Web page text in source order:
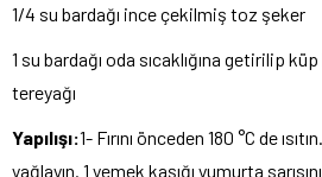
1/4 su bardağı ince çekilmiş toz şeker
1 su bardağı oda sıcaklığına getirilip
tereyağı
Yapılışı:1- Fırını önceden 180 °C de
yağlayın. 1 yemek kaşığı yumurta